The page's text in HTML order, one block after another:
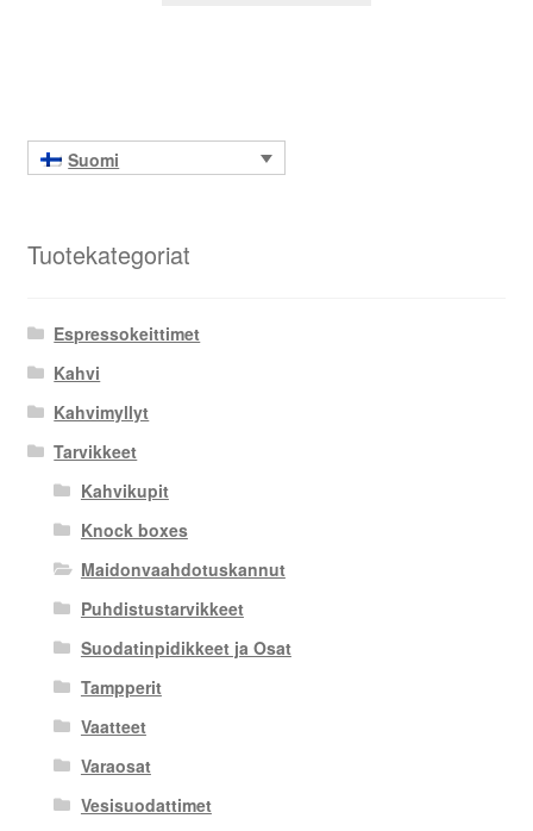
Suomi
Tuotekategoriat
Espressokeittimet
Kahvi
Kahvimyllyt
Tarvikkeet
Kahvikupit
Knock boxes
Maidonvaahdotuskannut
Puhdistustarvikkeet
Suodatinpidikkeet ja Osat
Tampperit
Vaatteet
Varaosat
Vesisuodattimet